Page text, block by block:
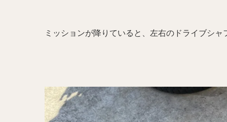
ミッションが降りていると、左右のドライブシ